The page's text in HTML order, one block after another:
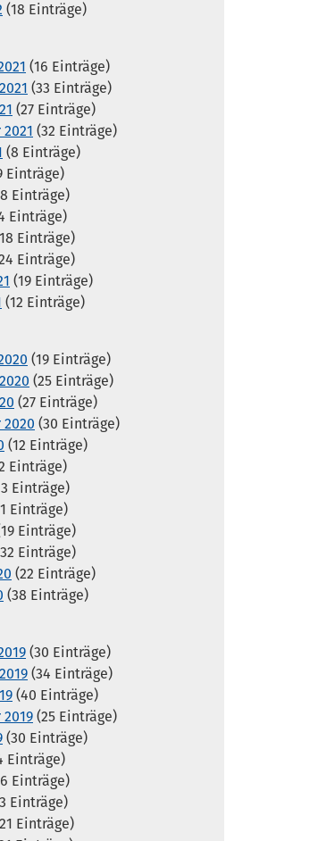
(18 Einträge)
(16 Einträge)
(33 Einträge)
(27 Einträge)
(32 Einträge)
(8 Einträge)
Einträge)
Einträge)
Einträge)
Einträge)
Einträge)
(19 Einträge)
(12 Einträge)
(19 Einträge)
(25 Einträge)
(27 Einträge)
(30 Einträge)
(12 Einträge)
Einträge)
Einträge)
Einträge)
Einträge)
Einträge)
(22 Einträge)
(38 Einträge)
(30 Einträge)
(34 Einträge)
(40 Einträge)
(25 Einträge)
(30 Einträge)
Einträge)
Einträge)
Einträge)
Einträge)